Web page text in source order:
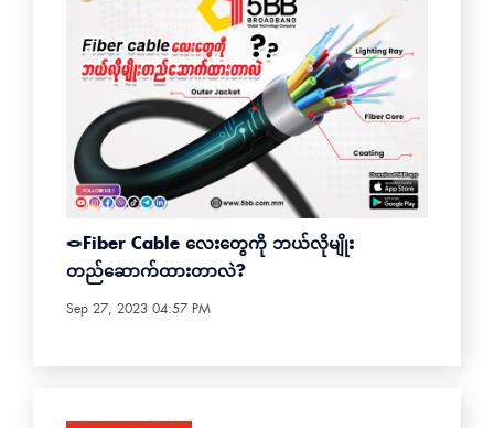
🪢Fiber Cable လေးတွေကို ဘယ်လိုမျိုး
တည်ဆောက်ထားတာလဲ?
Sep 27, 2023 04:57 PM